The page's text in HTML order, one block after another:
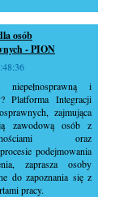
osób
- PION
niepełnosprawną i
Platforma Integracji
zajmująca
zawodową osób z
oraz
podejmowania
zaprasza osoby
do zapoznania się z
pracy.